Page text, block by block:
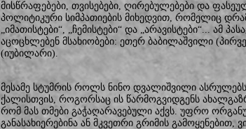
მისწრაფებები, თვისებები, ღირებულებები და
პოლიტიკური სიმპათიების მიხედვით, რომელიც
„იმათისტები“, „ჩემისტები“ და „არავისტები“... ამ
აცოცხლებენ მსახიობები: ეთერ ბაბილაშვილი
(იუბილარი).
მესამე სტუმრის როლს ნინო დვალიშვილი
ქალისთვის, როგორსაც ის წარმოგვიდგენს
რომ მას თმები გაჭაღარავებული აქვს. უფრო
განასახიერებინა ან მკვეთრი გრიმის